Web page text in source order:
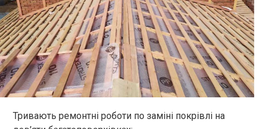
Тривають ремонтні роботи по заміні покрівлі на